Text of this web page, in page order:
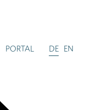
PORTAL DE EN